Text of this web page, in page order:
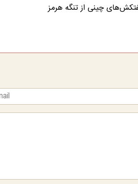
چینی از تنگه هرمز